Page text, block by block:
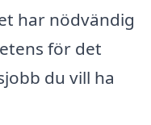
har nödvändig
för det
du vill ha